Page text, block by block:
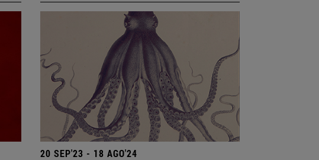
20 SEP'23 - 18 AGO'24